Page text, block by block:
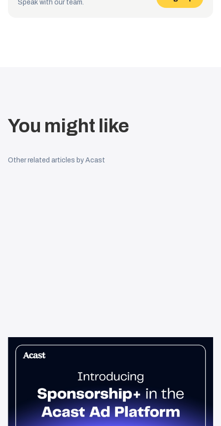
Speak with our team.
You might like
Other related articles by Acast
Sponsorship+ ya está en la
Los anuncios de podcast leídos por el presentador generan un
95% más de impacto en la parte superior del embudo que los
anuncios estándar. Sponsorship+ permite a cualquier
anunciante publicarlos en toda la red de Acast. Empieza hoy.